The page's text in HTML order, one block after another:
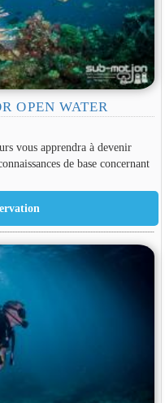
OPEN WATER
vous apprendra à devenir
de base concernant